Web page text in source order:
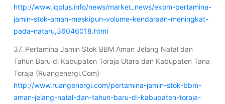
http://www.iqplus.info/news/market_news/ekom-pertamina-
jamin-stok-aman-meskipun-volume-kendaraan-meningkat-
pada-nataru,36046018.html
37. Pertamina Jamin Stok BBM Aman Jelang Natal dan
Tahun Baru di Kabupaten Toraja Utara dan Kabupaten Tana
Toraja (Ruangenergi.Com)
http://www.ruangenergi.com/pertamina-jamin-stok-bbm-
aman-jelang-natal-dan-tahun-baru-di-kabupaten-toraja-